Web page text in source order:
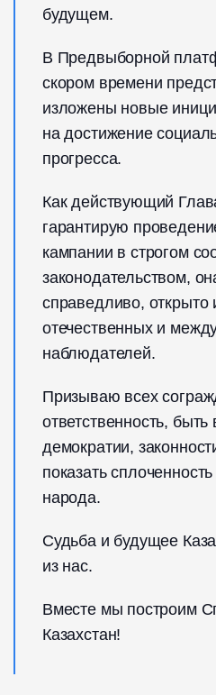
будущем.
В Предвыборной
скором времени
изложены новые
на достижение
прогресса.
Как действующий
гарантирую
кампании в строгом
законодательством,
справедливо, открыто
отечественных и
наблюдателей.
Призываю всех
ответственность,
демократии,
показать
народа.
Судьба и будущее
из нас.
Вместе мы построим
Казахстан!